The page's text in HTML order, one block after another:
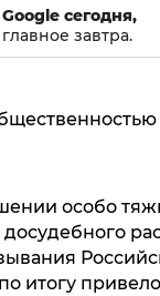
сегодня,
завтра.
особо
итогу